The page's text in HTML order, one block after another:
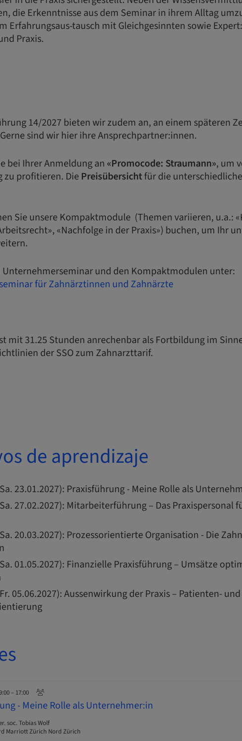
die Erkenntnisse aus dem Seminar in ihrem Alltag
Erfahrungsaus-tausch mit Gleichgesinnten sowie
Praxis.
14/2027 bieten wir zudem an, an einem späteren
sind wir hier ihre Ansprechpartner:innen.
bei Ihrer Anmeldung an «Promocode: Straumann», um
zu profitieren. Die Preisübersichtfür die
Sie unsere Kompaktmodule (Themen variieren, u.a.:
«Nachfolge in der Praxis») buchen, um Ihr
Unternehmerseminar und den Kompaktmodulen unter:
für Zahnärztinnen und Zahnärzte
mit 31.25 Stunden anrechenbar als Fortbildung im
der SSO zum Zahnarzttarif.
de aprendizaje
23.01.2027): Praxisführung - Meine Rolle als
27.02.2027): Mitarbeiterführung – Das Praxispersonal
20.03.2027): Prozessorientierte Organisation - Die
01.05.2027): Finanzielle Praxisführung – Umsätze
05.06.2027): Aussenwirkung der Praxis – Patienten- und
– 17:00
- Meine Rolle als Unternehmer:in
soc. Tobias Wolf
Marriott Zürich Nord Zürich